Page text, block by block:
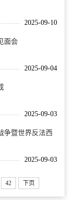
2025-09-10
面会
2025-09-04
2025-09-03
争暨世界反法西
2025-09-03
42 下页